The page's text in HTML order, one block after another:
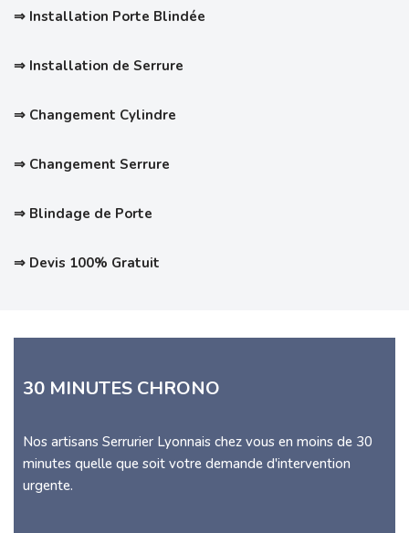
⇒ Installation Porte Blindée
⇒ Installation de Serrure
⇒ Changement Cylindre
⇒ Changement Serrure
⇒ Blindage de Porte
⇒ Devis 100% Gratuit
30 MINUTES CHRONO
Nos artisans Serrurier Lyonnais chez vous en moins de 30
minutes quelle que soit votre demande d'intervention
urgente.